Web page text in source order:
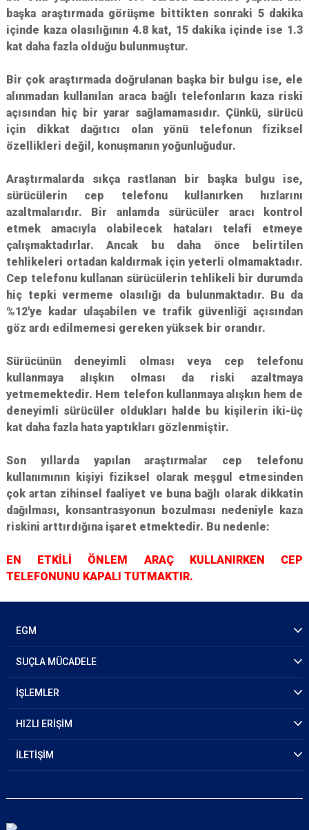
başka araştırmada görüşme bittikten sonraki 5 dakika
içinde kaza olasılığının 4.8 kat, 15 dakika içinde ise 1.3
kat daha fazla olduğu bulunmuştur.
Bir çok araştırmada doğrulanan başka bir bulgu ise, ele
alınmadan kullanılan araca bağlı telefonların kaza riski
açısından hiç bir yarar sağlamamasıdır. Çünkü, sürücü
için dikkat dağıtıcı olan yönü telefonun fiziksel
özellikleri değil, konuşmanın yoğunluğudur.
Araştırmalarda sıkça rastlanan bir başka bulgu ise,
sürücülerin cep telefonu kullanırken hızlarını
azaltmalarıdır. Bir anlamda sürücüler aracı kontrol
etmek amacıyla olabilecek hataları telafi etmeye
çalışmaktadırlar. Ancak bu daha önce belirtilen
tehlikeleri ortadan kaldırmak için yeterli olmamaktadır.
Cep telefonu kullanan sürücülerin tehlikeli bir durumda
hiç tepki vermeme olasılığı da bulunmaktadır. Bu da
%12'ye kadar ulaşabilen ve trafik güvenliği açısından
göz ardı edilmemesi gereken yüksek bir orandır.
Sürücünün deneyimli olması veya cep telefonu
kullanmaya alışkın olması da riski azaltmaya
yetmemektedir. Hem telefon kullanmaya alışkın hem de
deneyimli sürücüler oldukları halde bu kişilerin iki-üç
kat daha fazla hata yaptıkları gözlenmiştir.
Son yıllarda yapılan araştırmalar cep telefonu
kullanımının kişiyi fiziksel olarak meşgul etmesinden
çok artan zihinsel faaliyet ve buna bağlı olarak dikkatin
dağılması, konsantrasyonun bozulması nedeniyle kaza
riskini arttırdığına işaret etmektedir. Bu nedenle:
EN ETKİLİ ÖNLEM ARAÇ KULLANIRKEN CEP
TELEFONUNU KAPALI TUTMAKTIR.
EGM
SUÇLA MÜCADELE
İŞLEMLER
HIZLI ERİŞİM
İLETİŞİM